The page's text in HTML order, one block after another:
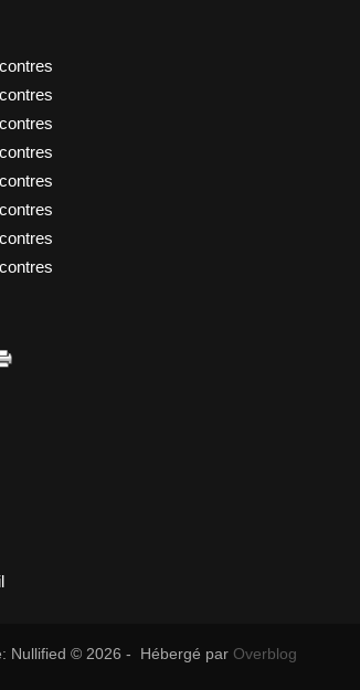
Nullified © 2026 - Hébergé par Overblog